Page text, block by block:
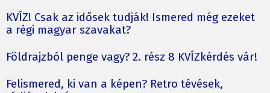
KVÍZ! Csak az idősek tudják! Ismered még ezeket
a régi magyar szavakat?
Földrajzból penge vagy? 2. rész 8 KVÍZkérdés vár!
Felismered, ki van a képen? Retro tévések,